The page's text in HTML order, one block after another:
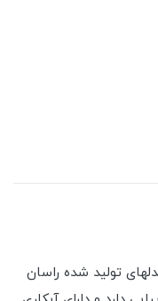
تولید شده راسان